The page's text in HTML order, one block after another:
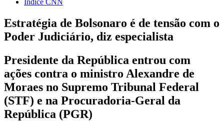
Índice CNN
Estratégia de Bolsonaro é de tensão com o
Poder Judiciário, diz especialista
Presidente da República entrou com
ações contra o ministro Alexandre de
Moraes no Supremo Tribunal Federal
(STF) e na Procuradoria-Geral da
República (PGR)